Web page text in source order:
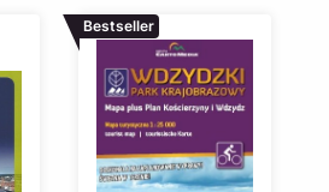
Bestseller